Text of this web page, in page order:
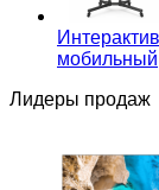
мобильный
Лидеры продаж